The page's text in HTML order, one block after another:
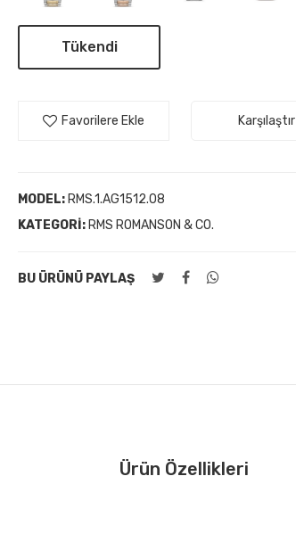
Tükendi
Favorilere Ekle Karşılaştır
MODEL: RMS.1.AG1512.08
KATEGORI: RMS ROMANSON & CO.
BU ÜRÜNÜ PAYLAŞ
Ürün Özellikleri